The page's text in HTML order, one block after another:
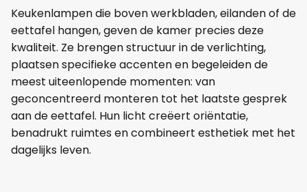
Keukenlampen die boven werkbladen, eilanden of de
eettafel hangen, geven de kamer precies deze
kwaliteit. Ze brengen structuur in de verlichting,
plaatsen specifieke accenten en begeleiden de
meest uiteenlopende momenten: van
geconcentreerd monteren tot het laatste gesprek
aan de eettafel. Hun licht creëert oriëntatie,
benadrukt ruimtes en combineert esthetiek met het
dagelijks leven.